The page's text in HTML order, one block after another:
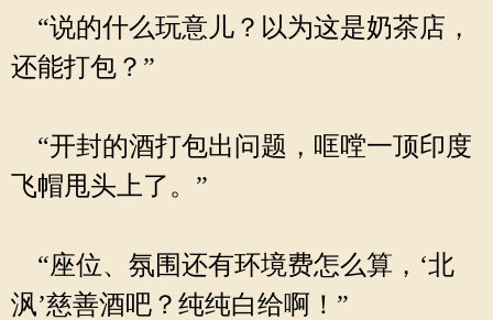
“说的什么玩意儿？以为这是奶茶店，
还能打包？”
“开封的酒打包出问题，哐嘡一顶印度
飞帽甩头上了。”
“座位、氛围还有环境费怎么算，‘北
沨’慈善酒吧？纯纯白给啊！”